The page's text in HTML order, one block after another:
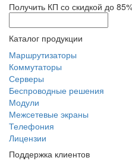
Получить КП со скидкой до
Каталог продукции
Маршрутизаторы
Коммутаторы
Серверы
Беспроводные решения
Модули
Межсетевые экраны
Телефония
Лицензии
Поддержка клиентов